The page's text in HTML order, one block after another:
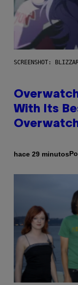
SCREENSHOT:
With Its
hace 29 minutos